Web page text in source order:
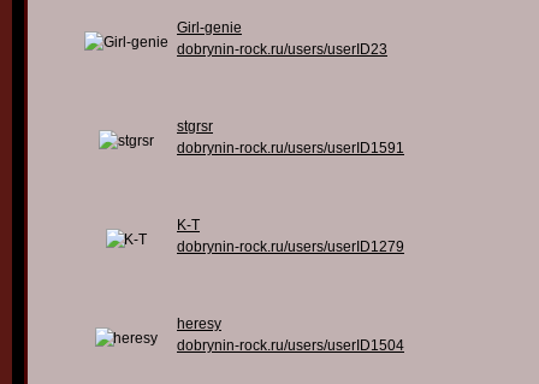
Girl-genie
dobrynin-rock.ru/users/userID23
stgrsr
dobrynin-rock.ru/users/userID1591
K-T
dobrynin-rock.ru/users/userID1279
heresy
dobrynin-rock.ru/users/userID1504